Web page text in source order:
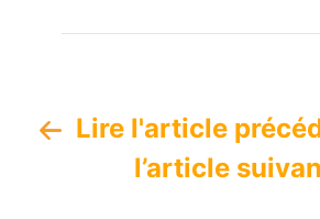
Lire l'article
l’article